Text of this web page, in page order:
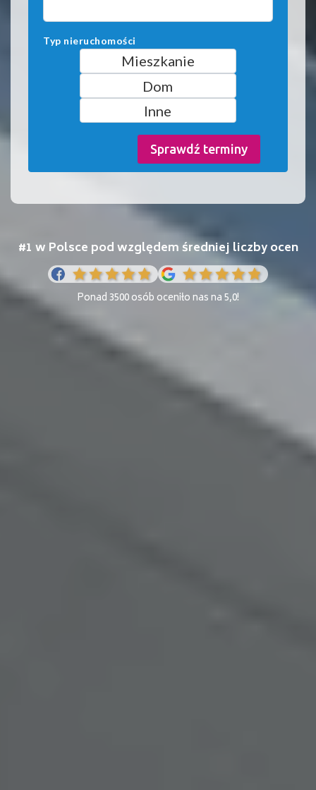
Typ nieruchomości
Mieszkanie
Dom
Inne
Sprawdź terminy
#1 w Polsce pod względem średniej liczby ocen
Ponad 3500 osób oceniło nas na 5,0!